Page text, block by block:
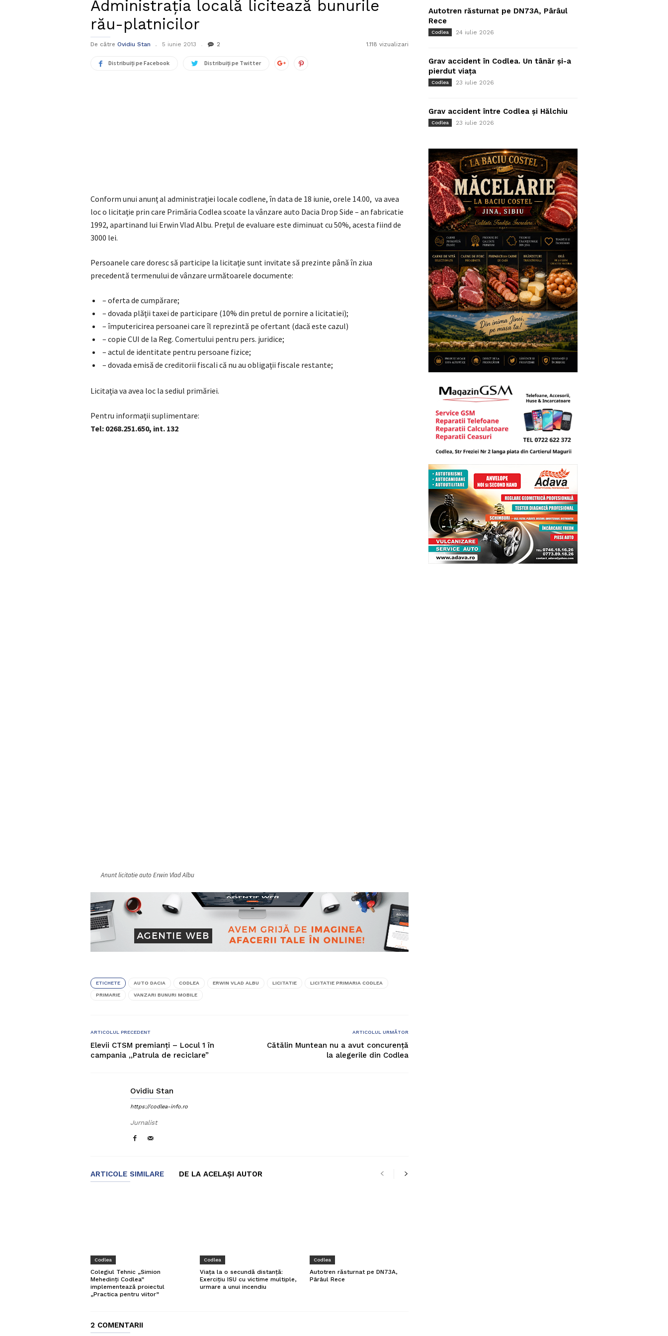
Administraţia locală licitează bunurile
rău-platnicilor
De către Ovidiu Stan 5 iunie 2013 2 1.118 vizualizari
Distribuiți pe Facebook Distribuiți pe Twitter
Conform unui anunţ al administraţiei locale codlene, în data de 18 iunie, orele 14.00, va avea
loc o licitaţie prin care Primăria Codlea scoate la vânzare auto Dacia Drop Side – an fabricatie
1992, apartinand lui Erwin Vlad Albu. Preţul de evaluare este diminuat cu 50%, acesta fiind de
3000 lei.
Persoanele care doresc să participe la licitaţie sunt invitate să prezinte până în ziua
precedentă termenului de vânzare următoarele documente:
– oferta de cumpărare;
– dovada plăţii taxei de participare (10% din pretul de pornire a licitatiei);
– împutericirea persoanei care îl reprezintă pe ofertant (dacă este cazul)
– copie CUI de la Reg. Comertului pentru pers. juridice;
– actul de identitate pentru persoane fizice;
– dovada emisă de creditorii fiscali că nu au obligaţii fiscale restante;
Licitaţia va avea loc la sediul primăriei.
Pentru informaţii suplimentare:
Tel: 0268.251.650, int. 132
Anunt licitatie auto Erwin Vlad Albu
ETICHETE AUTO DACIA CODLEA ERWIN VLAD ALBU LICITATIE LICITATIE PRIMARIA CODLEA
PRIMARIE VANZARI BUNURI MOBILE
ARTICOLUL PRECEDENT
Elevii CTSM premianţi – Locul 1 în
campania ,,Patrula de reciclare”
ARTICOLUL URMĂTOR
Cătălin Muntean nu a avut concurenţă
la alegerile din Codlea
Ovidiu Stan
https://codlea-info.ro
Jurnalist
ARTICOLE SIMILARE DE LA ACELAȘI AUTOR
Codlea
Colegiul Tehnic „Simion
Mehedinți Codlea”
implementează proiectul
„Practica pentru viitor”
Codlea
Viața la o secundă distanță:
Exercițiu ISU cu victime multiple,
urmare a unui incendiu
Codlea
Autotren răsturnat pe DN73A,
Pârâul Rece
2 COMENTARII
Autotren răsturnat pe DN73A, Pârâul
Rece
Codlea 24 iulie 2026
Grav accident în Codlea. Un tânăr și-a
pierdut viața
Codlea 23 iulie 2026
Grav accident între Codlea și Hălchiu
Codlea 23 iulie 2026